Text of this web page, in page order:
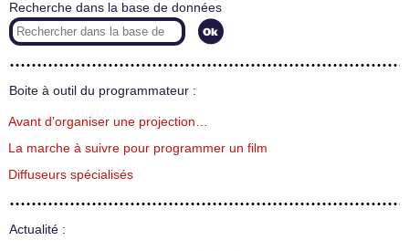
Recherche dans la base de données
Boite à outil du programmateur :
Avant d’organiser une projection…
La marche à suivre pour programmer un film
Diffuseurs spécialisés
Actualité :